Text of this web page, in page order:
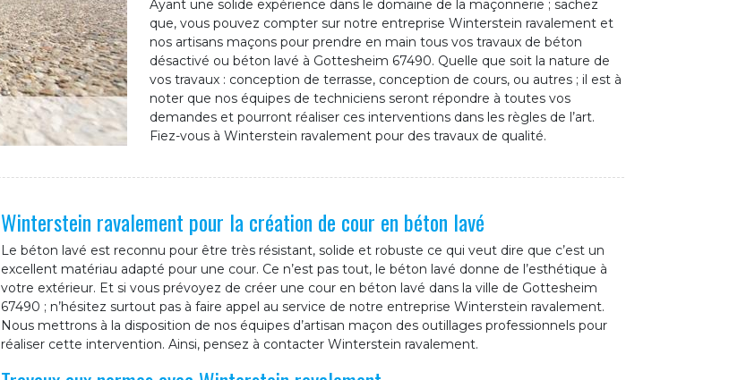
Ayant une solide expérience dans le domaine de la maçonnerie ; sachez
que, vous pouvez compter sur notre entreprise Winterstein ravalement et
nos artisans maçons pour prendre en main tous vos travaux de béton
désactivé ou béton lavé à Gottesheim 67490. Quelle que soit la nature de
vos travaux : conception de terrasse, conception de cours, ou autres ; il est à
noter que nos équipes de techniciens seront répondre à toutes vos
demandes et pourront réaliser ces interventions dans les règles de l’art.
Fiez-vous à Winterstein ravalement pour des travaux de qualité.
Winterstein ravalement pour la création de cour en béton lavé
Le béton lavé est reconnu pour être très résistant, solide et robuste ce qui veut dire que c’est un
excellent matériau adapté pour une cour. Ce n’est pas tout, le béton lavé donne de l’esthétique à
votre extérieur. Et si vous prévoyez de créer une cour en béton lavé dans la ville de Gottesheim
67490 ; n’hésitez surtout pas à faire appel au service de notre entreprise Winterstein ravalement.
Nous mettrons à la disposition de nos équipes d’artisan maçon des outillages professionnels pour
réaliser cette intervention. Ainsi, pensez à contacter Winterstein ravalement.